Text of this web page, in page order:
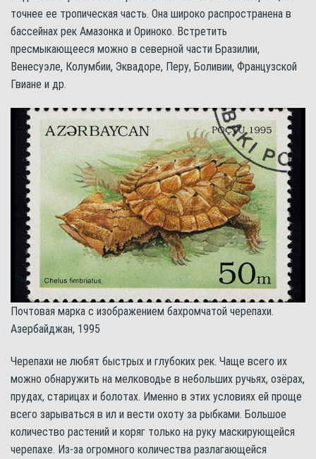
точнее ее тропическая часть. Она широко распространена в
бассейнах рек Амазонка и Ориноко. Встретить
пресмыкающееся можно в северной части Бразилии,
Венесуэле, Колумбии, Эквадоре, Перу, Боливии, Французской
Гвиане и др.
Почтовая марка с изображением бахромчатой черепахи.
Азербайджан, 1995
Черепахи не любят быстрых и глубоких рек. Чаще всего их
можно обнаружить на мелководье в небольших ручьях, озёрах,
прудах, старицах и болотах. Именно в этих условиях ей проще
всего зарываться в ил и вести охоту за рыбками. Большое
количество растений и коряг только на руку маскирующейся
черепахе. Из-за огромного количества разлагающейся